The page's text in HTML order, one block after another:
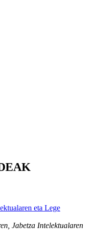
eta Lege
Jabetza Intelektualaren